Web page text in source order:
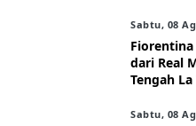
Sabtu, 08
dari Real
Tengah
Sabtu, 08